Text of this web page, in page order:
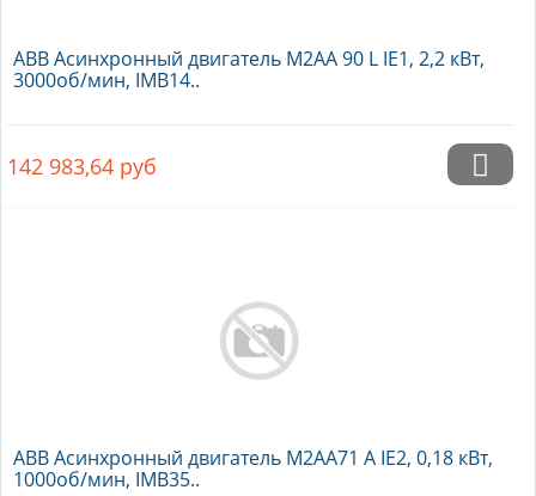
ABB Асинхронный двигатель M2AA 90 L IE1, 2,2 кВт,
3000об/мин, IMB14..
142 983,64 руб
ABB Асинхронный двигатель M2AA71 A IE2, 0,18 кВт,
1000об/мин, IMB35..